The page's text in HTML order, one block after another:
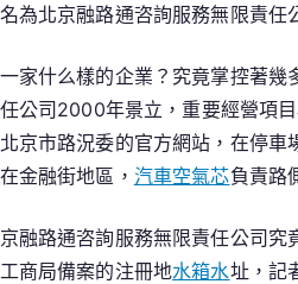
為北京融路通咨詢服務無限責任
家什么樣的企業？究竟掌控著
公司2000年景立，重要經營項
京市路況委的官方網站，在停
金融街地區， 汽車空氣芯負責路
融路通咨詢服務無限責任公司
商局備案的注冊地水箱水址，記